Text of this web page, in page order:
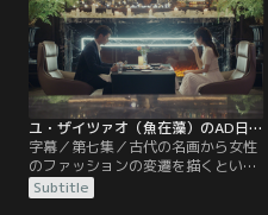
オ・タン）は、曲がったことが嫌い
な魚在藻（ユ・ザイツァオ）が感情
的になって問題行動を起こし、会社
を去ることになるのではないかと気
が気ではない。
ユ・ザイツァオ（魚在藻）のAD日記 第07話／字幕
字幕／第七集／古代の名画から女性
のファッションの変遷を描くという
企画で袁迦瑩（ユエン・ジアイン）
に勝利した魚在藻（ユ・ザイツァ
Subtitle